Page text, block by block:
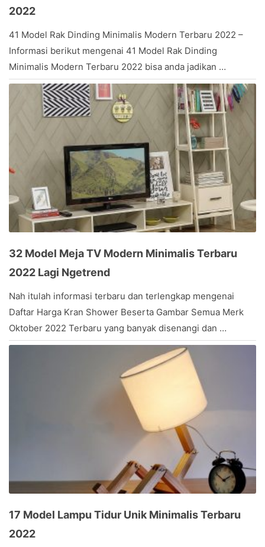
2022
March
2017
by
Stevany
41 Model Rak Dinding Minimalis Modern Terbaru 2022 –
Informasi berikut mengenai 41 Model Rak Dinding
Minimalis Modern Terbaru 2022 bisa anda jadikan …
32 Model Meja TV Modern Minimalis Terbaru
2022 Lagi Ngetrend
March
2017
by
Stevany
Nah itulah informasi terbaru dan terlengkap mengenai
Daftar Harga Kran Shower Beserta Gambar Semua Merk
Oktober 2022 Terbaru yang banyak disenangi dan …
17 Model Lampu Tidur Unik Minimalis Terbaru
2022